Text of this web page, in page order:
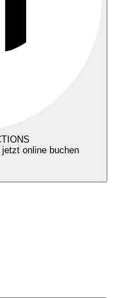
online buchen